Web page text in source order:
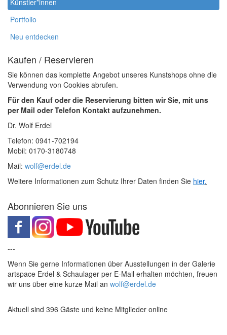
Künstler*innen
Portfolio
Neu entdecken
Kaufen / Reservieren
Sie können das komplette Angebot unseres Kunstshops ohne die
Verwendung von Cookies abrufen.
Für den Kauf oder die Reservierung bitten wir Sie, mit uns
per Mail oder Telefon Kontakt aufzunehmen.
Dr. Wolf Erdel
Telefon: 0941-702194
Mobil: 0170-3180748
Mail: wolf@erdel.de
Weitere Informationen zum Schutz Ihrer Daten finden Sie hier.
Abonnieren Sie uns
---
Wenn Sie gerne Informationen über Ausstellungen in der Galerie
artspace Erdel & Schaulager per E-Mail erhalten möchten, freuen
wir uns über eine kurze Mail an wolf@erdel.de
Aktuell sind 396 Gäste und keine Mitglieder online